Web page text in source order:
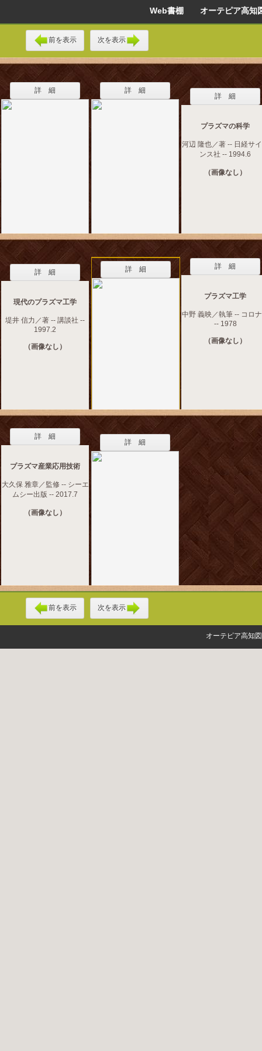
Web書棚 オーテピア高知
前を表示 次を表示
詳 細 詳 細
詳 細
プラズマの科学
河辺 隆也／著 -- 日経サ
ンス社 -- 1994.6
（画像なし）
詳 細
現代のプラズマ工学
堤井 信力／著 -- 講談社 --
1997.2
（画像なし）
詳 細 詳 細
プラズマ工学
中野 義映／執筆 -- コロ
-- 1978
（画像なし）
詳 細
プラズマ産業応用技術
大久保 雅章／監修 -- シーエ
ムシー出版 -- 2017.7
（画像なし）
詳 細
前を表示 次を表示
オーテピア高知